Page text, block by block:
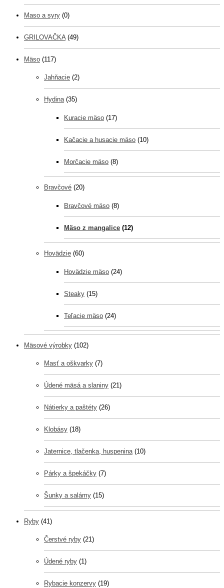
Maso a syry (0)
GRILOVAČKA (49)
Mäso (117)
Jahňacie (2)
Hydina (35)
Kuracie mäso (17)
Kačacie a husacie mäso (10)
Morčacie mäso (8)
Bravčové (20)
Bravčové mäso (8)
Mäso z mangalice (12)
Hovädzie (60)
Hovädzie mäso (24)
Steaky (15)
Teľacie mäso (24)
Mäsové výrobky (102)
Masť a oškvarky (7)
Údené mäsá a slaniny (21)
Nátierky a paštéty (26)
Klobásy (18)
Jaternice, tlačenka, huspenina (10)
Párky a špekáčky (7)
Šunky a salámy (15)
Ryby (41)
Čerstvé ryby (21)
Údené ryby (1)
Rybacie konzervy (19)